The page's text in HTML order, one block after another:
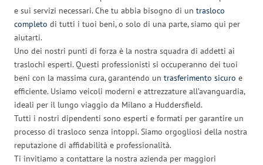
e sui servizi necessari. Che tu abbia bisogno di un trasloco
completo di tutti i tuoi beni, o solo di una parte, siamo qui per
aiutarti.
Uno dei nostri punti di forza è la nostra squadra di addetti ai
traslochi esperti. Questi professionisti si occuperanno dei tuoi
beni con la massima cura, garantendo un trasferimento sicuro e
efficiente. Usiamo veicoli moderni e attrezzature all’avanguardia,
ideali per il lungo viaggio da Milano a Huddersfield.
Tutti i nostri dipendenti sono esperti e formati per garantire un
processo di trasloco senza intoppi. Siamo orgogliosi della nostra
reputazione di affidabilità e professionalità.
Ti invitiamo a contattare la nostra azienda per maggiori